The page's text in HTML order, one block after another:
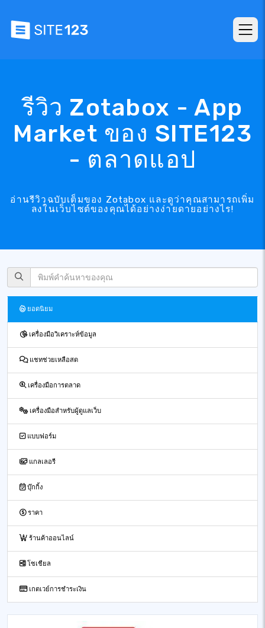
รีวิว Zotabox - App
Market ของ SITE123
- ตลาดแอป
อ่านรีวิวฉบับเต็มของ Zotabox และดูว่าคุณสามารถเพิ่ม
ลงในเว็บไซต์ของคุณได้อย่างง่ายดายอย่างไร!
ยอดนิยม
เครื่องมือวิเคราะห์ข้อมูล
แชทช่วยเหลือสด
เครื่องมือการตลาด
เครื่องมือสำหรับผู้ดูแลเว็บ
แบบฟอร์ม
แกลเลอรี
บุ๊กกิ้ง
ราคา
ร้านค้าออนไลน์
โซเชียล
เกตเวย์การชำระเงิน